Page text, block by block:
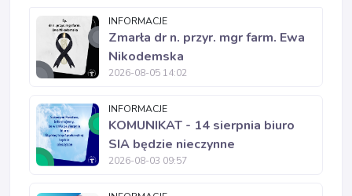
INFORMACJE
Zmarła dr n. przyr. mgr farm. Ewa
Nikodemska
2026-08-05 14:02
INFORMACJE
KOMUNIKAT - 14 sierpnia biuro
SIA będzie nieczynne
2026-08-03 09:57